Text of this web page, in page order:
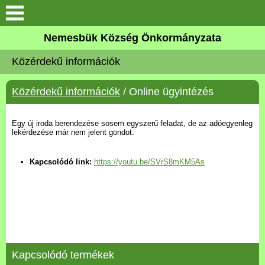
Keresés
Önkormányzat
Közös Önkormányzati
Hivatal
Zalaköveskút
Művelődési ház
Versenyképes Járások
Program
Nemesbük Község Önkormányzata
Közérdekű információk
Közérdekű információk / Online ügyintézés
Egy új iroda berendezése sosem egyszerű feladat, de az adóegyenleg
lekérdezése már nem jelent gondot.
Kapcsolódó link: https://youtu.be/SVrS8mKM5As
Kapcsolódó termékek